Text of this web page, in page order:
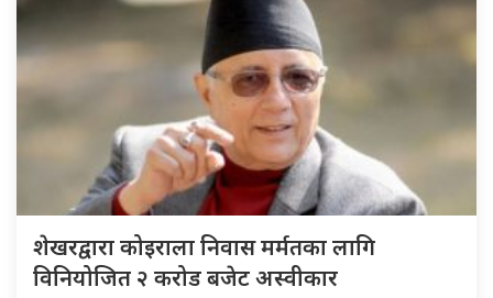
शेखरद्वारा कोइराला निवास मर्मतका लागि
विनियोजित २ करोड बजेट अस्वीकार